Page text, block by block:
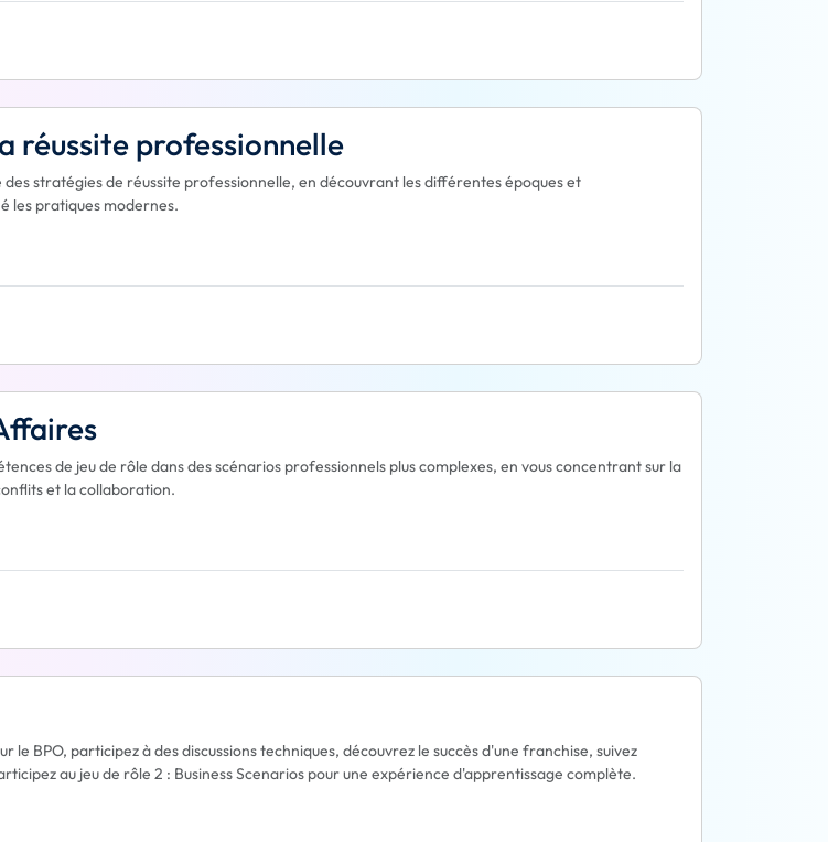
réussite professionnelle
stratégies de réussite professionnelle, en découvrant les différentes époques et
les pratiques modernes.
de jeu de rôle dans des scénarios professionnels plus complexes, en vous concentrant sur la
et la collaboration.
le BPO, participez à des discussions techniques, découvrez le succès d'une franchise, suivez
au jeu de rôle 2 : Business Scenarios pour une expérience d'apprentissage complète.